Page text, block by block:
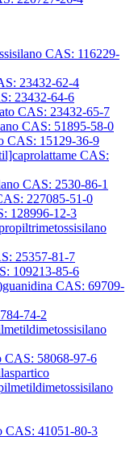
CAS: 116229-
23432-62-4
23432-64-6
CAS: 23432-65-7
CAS: 51895-58-0
CAS: 15129-36-9
CAS:
CAS: 2530-86-1
227085-51-0
128996-12-3
25357-81-7
109213-85-6
CAS: 69709-
74-2
CAS: 58068-97-6
CAS: 41051-80-3